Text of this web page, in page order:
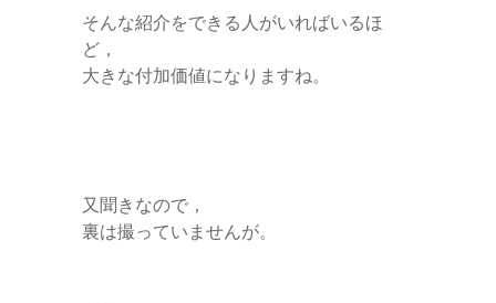
そんな紹介をできる人がいればいるほ
ど，
大きな付加価値になりますね。
又聞きなので，
裏は撮っていませんが。